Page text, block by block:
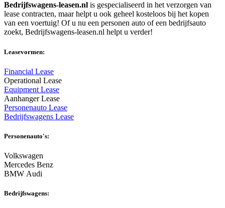
Bedrijfswagens-leasen.nl is gespecialiseerd in het verzorgen van
lease contracten, maar helpt u ook geheel kosteloos bij het kopen
van een voertuig! Of u nu een personen auto of een bedrijfsauto
zoekt, Bedrijfswagens-leasen.nl helpt u verder!
Leasevormen:
Financial Lease
Operational Lease
Equipment Lease
Aanhanger Lease
Personenauto Lease
Bedrijfswagens Lease
Personenauto's:
Volkswagen
Mercedes Benz
BMW Audi
Bedrijfswagens: